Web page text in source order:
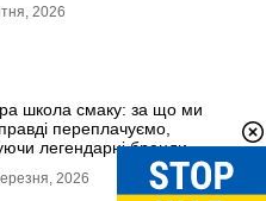
2026
школа смаку: за що ми
переплачуємо,
легендарні бренди
2026